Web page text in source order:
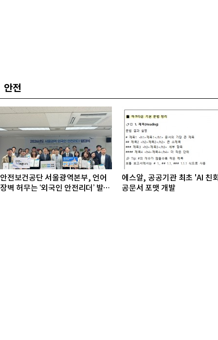
안전
안전보건공단 서울광역본부, 언어
장벽 허무는 ‘외국인 안전리더’ 발대
에스알, 공공기관 최초 'AI 친
공문서 포맷 개발